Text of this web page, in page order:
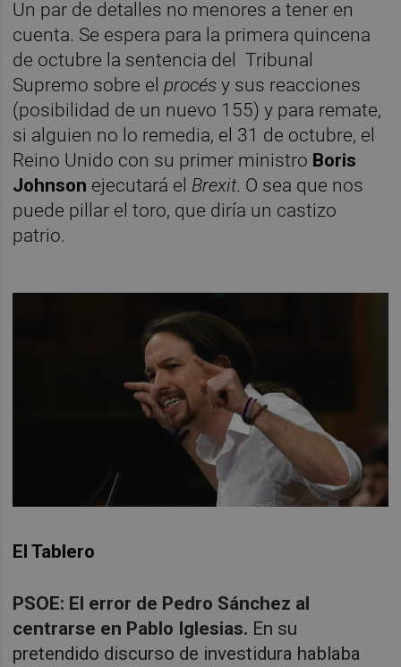
Un par de detalles no menores a tener en
cuenta. Se espera para la primera quincena
de octubre la sentencia del
Tribunal
Supremo sobre elprocésy sus reacciones
(posibilidad de un nuevo 155) y para remate,
si alguien no lo remedia, el 31 de octubre, el
Reino Unido con su primer ministro Boris
Johnson ejecutará el Brexit. O sea que nos
puede pillar el toro, que diría un castizo
patrio.
El Tablero
PSOE: El error de Pedro Sánchez al
centrarse en Pablo Iglesias. En su
pretendido discurso de investidura hablaba